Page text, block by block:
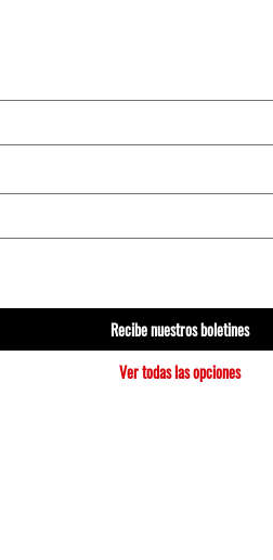
Recibe nuestros boletines
Ver todas las opciones